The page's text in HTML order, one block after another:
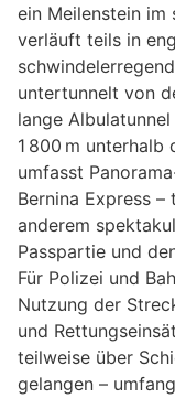
ein Meilenstein im
verläuft teils in
untertunnelt von
lange
1 800 m unterhalb
umfasst
Bernina Express
anderem
Passpartie und
Für Polizei und
Nutzung der
und
teilweise über
gelangen –